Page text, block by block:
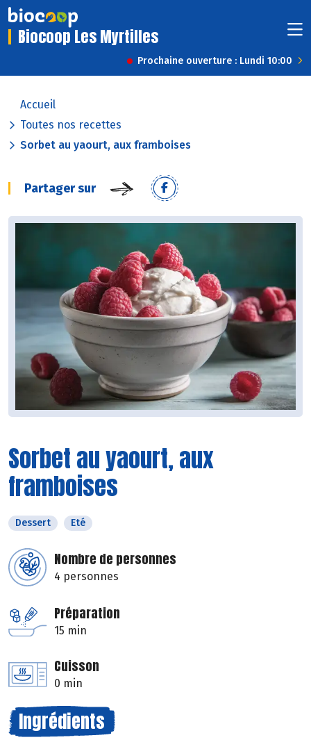
Biocoop Les Myrtilles
Prochaine ouverture : Lundi 10:00
Accueil
Toutes nos recettes
Sorbet au yaourt, aux framboises
Partager sur
Sorbet au yaourt, aux
framboises
Dessert Eté
Nombre de personnes
4 personnes
Préparation
15 min
Cuisson
0 min
Ingrédients